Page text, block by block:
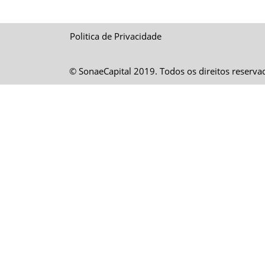
Politica de Privacidade
© SonaeCapital 2019. Todos os direitos